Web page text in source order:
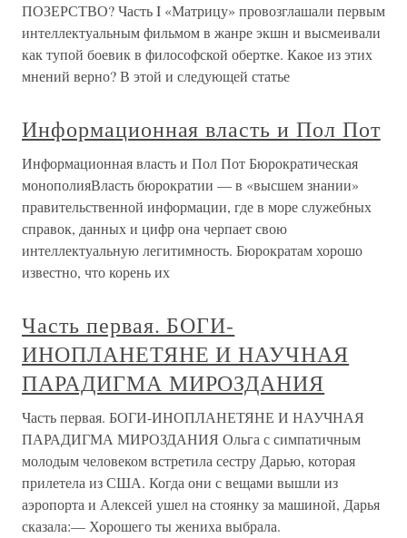
ПОЗЕРСТВО? Часть I «Матрицу» провозглашали первым
интеллектуальным фильмом в жанре экшн и высмеивали
как тупой боевик в философской обертке. Какое из этих
мнений верно? В этой и следующей статье
Информационная власть и Пол Пот
Информационная власть и Пол Пот Бюрократическая
монополияВласть бюрократии — в «высшем знании»
правительственной информации, где в море служебных
справок, данных и цифр она черпает свою
интеллектуальную легитимность. Бюрократам хорошо
известно, что корень их
Часть первая. БОГИ-
ИНОПЛАНЕТЯНЕ И НАУЧНАЯ
ПАРАДИГМА МИРОЗДАНИЯ
Часть первая. БОГИ-ИНОПЛАНЕТЯНЕ И НАУЧНАЯ
ПАРАДИГМА МИРОЗДАНИЯ Ольга с симпатичным
молодым человеком встретила сестру Дарью, которая
прилетела из США. Когда они с вещами вышли из
аэропорта и Алексей ушел на стоянку за машиной, Дарья
сказала:— Хорошего ты жениха выбрала.